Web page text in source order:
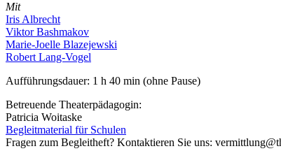
Mit
Iris Albrecht
Viktor Bashmakov
Marie-Joelle Blazejewski
Robert Lang-Vogel
Aufführungsdauer: 1 h 40 min (ohne Pause)
Betreuende Theaterpädagogin:
Patricia Woitaske
Begleitmaterial für Schulen
Fragen zum Begleitheft? Kontaktieren Sie uns: